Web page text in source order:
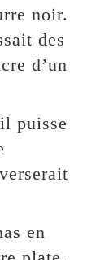
noir.
des
d’un
puisse
en